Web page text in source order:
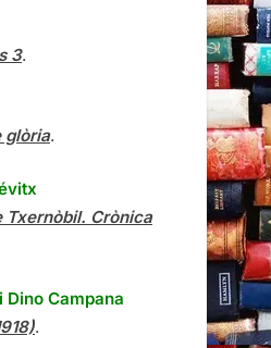
3.
glòria.
Txernòbil. Crònica
i Dino Campana
.